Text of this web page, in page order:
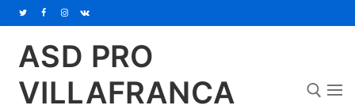
al
contenuto
ASD PRO
VILLAFRANCA